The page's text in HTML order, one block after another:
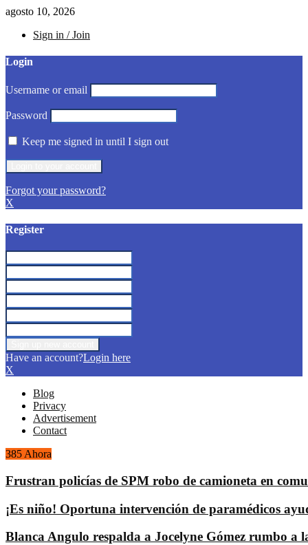
agosto 10, 2026
Sign in / Join
Login
Username or email
Password
Keep me signed in until I sign out
Forgot your password?
X
Register
Have an account?Login here
X
Blog
Privacy
Advertisement
Contact
385 Ahora
Frustran policías de SPM robo de camioneta en
¡Es niño! Oportuna intervención de paramédicos
Blanca Angulo respalda a Jocelyne Gómez rumbo a